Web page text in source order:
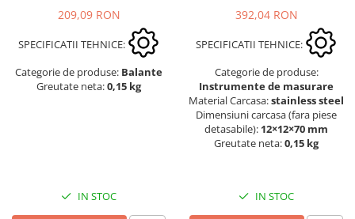
209,09 RON
SPECIFICATII TEHNICE:
Categorie de produse: Balante
Greutate neta:0,15 kg
IN STOC
392,04 RON
SPECIFICATII TEHNICE:
Categorie de produse:
Instrumente de masurare
Material Carcasa:stainless steel
Dimensiuni carcasa (fara piese
detasabile): 12×12×70 mm
Greutate neta:0,15 kg
IN STOC